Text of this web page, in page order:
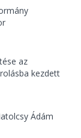
az
kezdett
Ádám